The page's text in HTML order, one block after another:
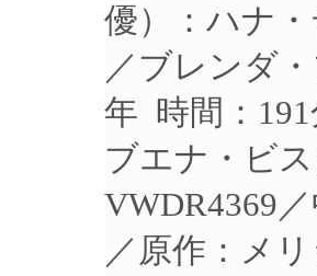
優）：ハナ
／ブレンダ
年 時間：
ブエナ・ビ
VWDR4369
／原作：メ